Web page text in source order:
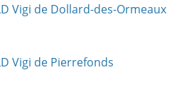
Vigi de Dollard-des-Ormeaux
Vigi de Pierrefonds